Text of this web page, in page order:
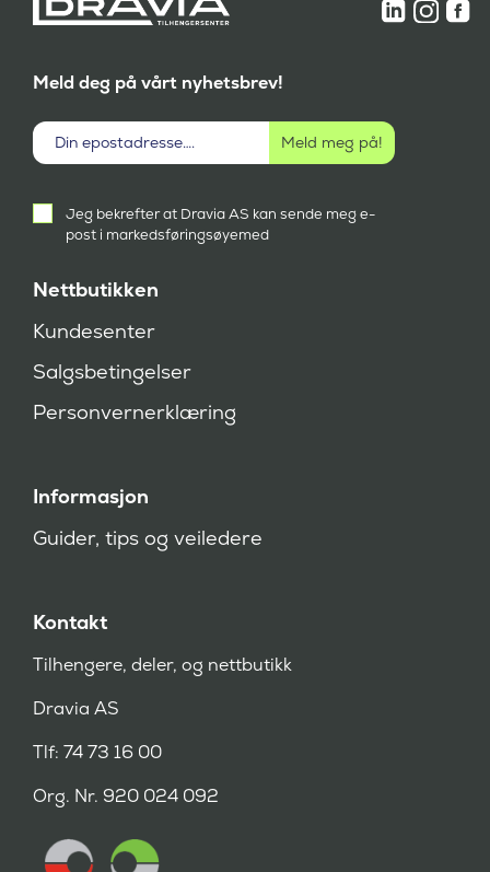
Nettbutikken
Kundesenter
Salgsbetingelser
Personvernerklæring
Informasjon
Guider, tips og veiledere
Meld deg på vårt nyhetsbrev!
samtykke
k
e
d
Jeg bekrefter at Dravia AS kan sende meg e-
post i markedsføringsøyemed
Kontakt
Tilhengere, deler, og nettbutikk
Dravia AS
Tlf: 74 73 16 00
Org. Nr. 920 024 092